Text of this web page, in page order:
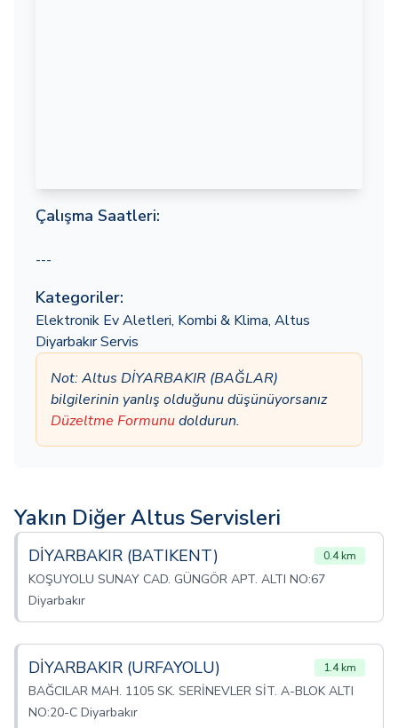
Çalışma Saatleri:
---
Kategoriler:
Elektronik Ev Aletleri, Kombi & Klima, Altus
Diyarbakır Servis
Not: Altus DİYARBAKIR (BAĞLAR)
bilgilerinin yanlış olduğunu düşünüyorsanız
Düzeltme Formunudoldurun.
Yakın Diğer Altus Servisleri
DİYARBAKIR (BATIKENT) 0.4 km
KOŞUYOLU SUNAY CAD. GÜNGÖR APT. ALTI NO:67
Diyarbakır
DİYARBAKIR (URFAYOLU) 1.4 km
BAĞCILAR MAH. 1105 SK. SERİNEVLER SİT. A-BLOK ALTI
NO:20-C Diyarbakır